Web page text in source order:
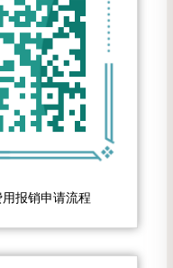
报销申请流程